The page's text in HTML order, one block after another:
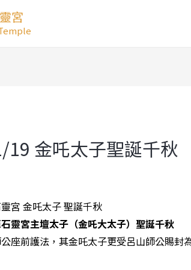
宮
金吒太子聖誕千秋
靈宮主壇太子（金吒大太子）聖誕千秋
座前護法，其金吒太子更受呂山師公賜